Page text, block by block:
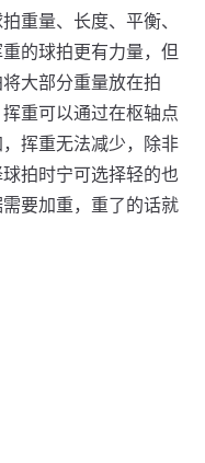
重量、长度、平衡、
的球拍更有力量，但
大部分重量放在拍
重可以通过在枢轴点
挥重无法减少，除非
拍时宁可选择轻的也
要加重，重了的话就